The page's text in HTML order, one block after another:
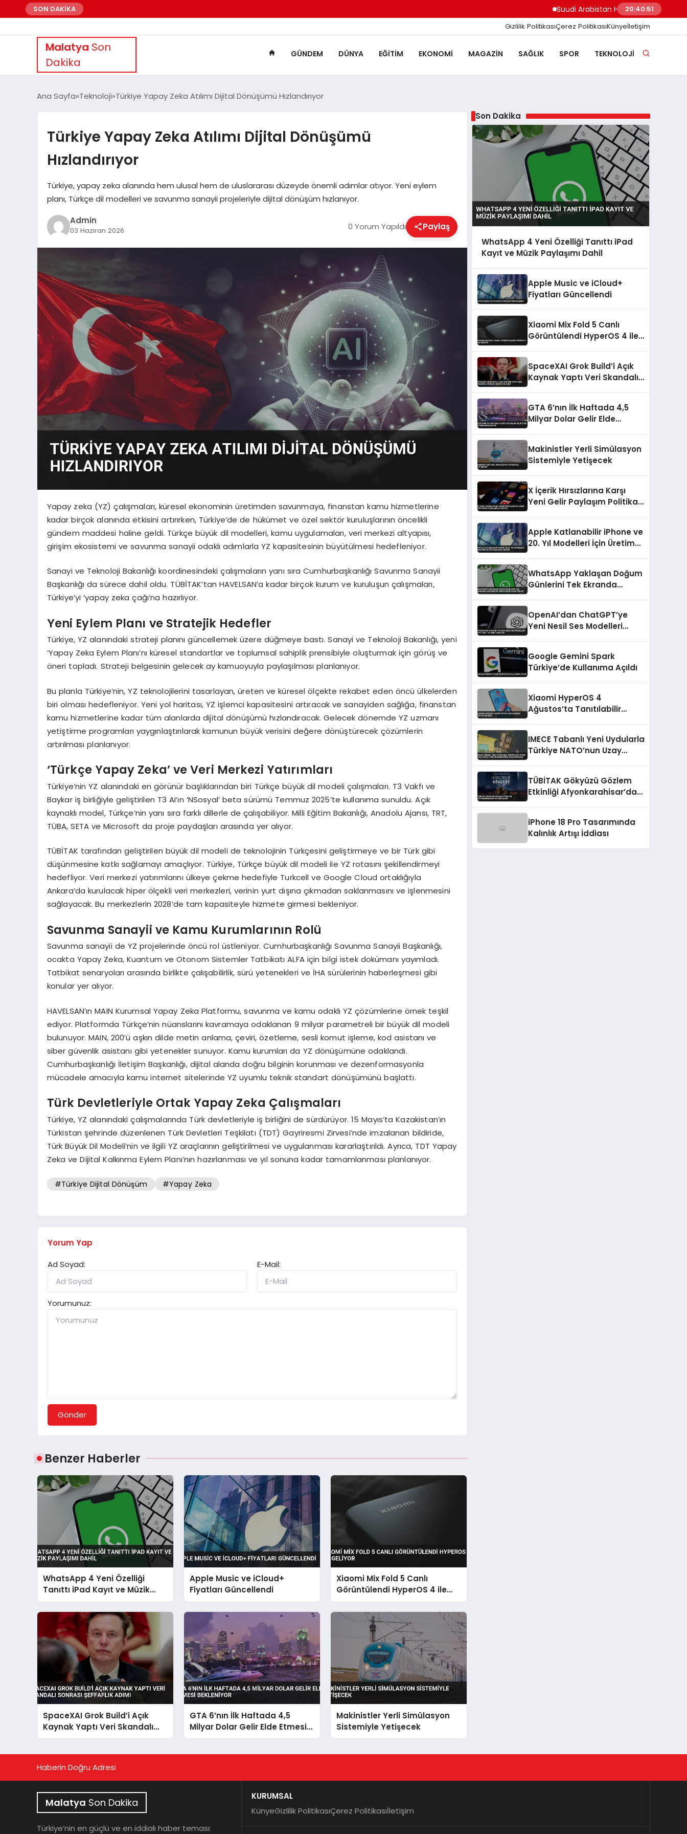
SON DAKİKA Suudi Arabistan Hudeyde Limanı’nı vurdu
20:40:52
Gizlilik PolitikasıÇerez PolitikasıKünyeİletişim
Malatya Son
Dakika
GÜNDEM DÜNYA EĞITIM EKONOMI MAGAZIN SAĞLIK SPOR TEKNOLOJI
Ana Sayfa Teknoloji Türkiye Yapay Zeka Atılımı Dijital Dönüşümü Hızlandırıyor
Türkiye Yapay Zeka Atılımı Dijital Dönüşümü
Hızlandırıyor
Türkiye, yapay zeka alanında hem ulusal hem de uluslararası düzeyde önemli adımlar atıyor. Yeni eylem
planı, Türkçe dil modelleri ve savunma sanayii projeleriyle dijital dönüşüm hızlanıyor.
Admin
03 Haziran 2026 0 Yorum Yapıldı Paylaş
Yapay zeka (YZ) çalışmaları, küresel ekonominin üretimden savunmaya, finanstan kamu hizmetlerine
kadar birçok alanında etkisini artırırken, Türkiye’de de hükümet ve özel sektör kuruluşlarının öncelikli
gündem maddesi haline geldi. Türkçe büyük dil modelleri, kamu uygulamaları, veri merkezi altyapısı,
girişim ekosistemi ve savunma sanayii odaklı adımlarla YZ kapasitesinin büyütülmesi hedefleniyor.
Sanayi ve Teknoloji Bakanlığı koordinesindeki çalışmaların yanı sıra Cumhurbaşkanlığı Savunma Sanayii
Başkanlığı da sürece dahil oldu. TÜBİTAK’tan HAVELSAN’a kadar birçok kurum ve kuruluşun çalışmaları,
Türkiye’yi ‘yapay zeka çağı’na hazırlıyor.
Yeni Eylem Planı ve Stratejik Hedefler
Türkiye, YZ alanındaki strateji planını güncellemek üzere düğmeye bastı. Sanayi ve Teknoloji Bakanlığı, yeni
‘Yapay Zeka Eylem Planı’nı küresel standartlar ve toplumsal sahiplik prensibiyle oluşturmak için görüş ve
öneri topladı. Strateji belgesinin gelecek ay kamuoyuyla paylaşılması planlanıyor.
Bu planla Türkiye’nin, YZ teknolojilerini tasarlayan, üreten ve küresel ölçekte rekabet eden öncü ülkelerden
biri olması hedefleniyor. Yeni yol haritası, YZ işlemci kapasitesini artıracak ve sanayiden sağlığa, finanstan
kamu hizmetlerine kadar tüm alanlarda dijital dönüşümü hızlandıracak. Gelecek dönemde YZ uzmanı
yetiştirme programları yaygınlaştırılarak kamunun büyük verisini değere dönüştürecek çözümlerin
artırılması planlanıyor.
‘Türkçe Yapay Zeka’ ve Veri Merkezi Yatırımları
Türkiye’nin YZ alanındaki en görünür başlıklarından biri Türkçe büyük dil modeli çalışmaları. T3 Vakfı ve
Baykar iş birliğiyle geliştirilen T3 AI’ın ‘NSosyal’ beta sürümü Temmuz 2025’te kullanıma sunuldu. Açık
kaynaklı model, Türkçe’nin yanı sıra farklı dillerle de çalışabiliyor. Milli Eğitim Bakanlığı, Anadolu Ajansı, TRT,
TÜBA, SETA ve Microsoft da proje paydaşları arasında yer alıyor.
TÜBİTAK tarafından geliştirilen büyük dil modeli de teknolojinin Türkçesini geliştirmeye ve bir Türk gibi
düşünmesine katkı sağlamayı amaçlıyor. Türkiye, Türkçe büyük dil modeli ile YZ rotasını şekillendirmeyi
hedefliyor. Veri merkezi yatırımlarını ülkeye çekme hedefiyle Turkcell ve Google Cloud ortaklığıyla
Ankara’da kurulacak hiper ölçekli veri merkezleri, verinin yurt dışına çıkmadan saklanmasını ve işlenmesini
sağlayacak. Bu merkezlerin 2028’de tam kapasiteyle hizmete girmesi bekleniyor.
Savunma Sanayii ve Kamu Kurumlarının Rolü
Savunma sanayii de YZ projelerinde öncü rol üstleniyor. Cumhurbaşkanlığı Savunma Sanayii Başkanlığı,
ocakta Yapay Zeka, Kuantum ve Otonom Sistemler Tatbikatı ALFA için bilgi istek dokümanı yayımladı.
Tatbikat senaryoları arasında birlikte çalışabilirlik, sürü yetenekleri ve İHA sürülerinin haberleşmesi gibi
konular yer alıyor.
HAVELSAN’ın MAIN Kurumsal Yapay Zeka Platformu, savunma ve kamu odaklı YZ çözümlerine örnek teşkil
ediyor. Platformda Türkçe’nin nüanslarını kavramaya odaklanan 9 milyar parametreli bir büyük dil modeli
bulunuyor. MAIN, 200’ü aşkın dilde metin anlama, çeviri, özetleme, sesli komut işleme, kod asistanı ve
siber güvenlik asistanı gibi yetenekler sunuyor. Kamu kurumları da YZ dönüşümüne odaklandı.
Cumhurbaşkanlığı İletişim Başkanlığı, dijital alanda doğru bilginin korunması ve dezenformasyonla
mücadele amacıyla kamu internet sitelerinde YZ uyumlu teknik standart dönüşümünü başlattı.
Türk Devletleriyle Ortak Yapay Zeka Çalışmaları
Türkiye, YZ alanındaki çalışmalarında Türk devletleriyle iş birliğini de sürdürüyor. 15 Mayıs’ta Kazakistan’ın
Türkistan şehrinde düzenlenen Türk Devletleri Teşkilatı (TDT) Gayriresmi Zirvesi’nde imzalanan bildiride,
Türk Büyük Dil Modeli’nin ve ilgili YZ araçlarının geliştirilmesi ve uygulanması kararlaştırıldı. Ayrıca, TDT Yapay
Zeka ve Dijital Kalkınma Eylem Planı’nın hazırlanması ve yıl sonuna kadar tamamlanması planlanıyor.
#Türkiye Dijital Dönüşüm #Yapay Zeka
Yorum Yap
Ad Soyad:
E-Mail:
Yorumunuz:
Gönder
Benzer Haberler
WhatsApp 4 Yeni Özelliği
Tanıttı iPad Kayıt ve Müzik
Paylaşımı Dahil
Apple Music ve iCloud+
Fiyatları Güncellendi
Xiaomi Mix Fold 5 Canlı
Görüntülendi HyperOS 4 ile
Geliyor
SpaceXAI Grok Build’i Açık
Kaynak Yaptı Veri Skandalı
Sonrası Şeffaflık Adımı
GTA 6’nın İlk Haftada 4,5
Milyar Dolar Gelir Elde Etmesi
Bekleniyor
Makinistler Yerli Simülasyon
Sistemiyle Yetişecek
Son Dakika
WhatsApp 4 Yeni Özelliği Tanıttı iPad
Kayıt ve Müzik Paylaşımı Dahil
Apple Music ve iCloud+
Fiyatları Güncellendi
Xiaomi Mix Fold 5 Canlı
Görüntülendi HyperOS 4 ile
SpaceXAI Grok Build’i Açık
Kaynak Yaptı Veri Skandalı
GTA 6’nın İlk Haftada 4,5
Milyar Dolar Gelir Elde
Makinistler Yerli Simülasyon
Sistemiyle Yetişecek
X İçerik Hırsızlarına Karşı
Yeni Gelir Paylaşım Politikası
Apple Katlanabilir iPhone ve
20. Yıl Modelleri İçin Üretim
WhatsApp Yaklaşan Doğum
Günlerini Tek Ekranda
OpenAI’dan ChatGPT’ye
Yeni Nesil Ses Modelleri
Google Gemini Spark
Türkiye’de Kullanıma Açıldı
Xiaomi HyperOS 4
Ağustos’ta Tanıtılabilir
IMECE Tabanlı Yeni Uydularla
Türkiye NATO’nun Uzay
TÜBİTAK Gökyüzü Gözlem
Etkinliği Afyonkarahisar’da
iPhone 18 Pro Tasarımında
Kalınlık Artışı İddiası
Haberin Doğru Adresi
Malatya Son Dakika
Türkiye’nin en güçlü ve en iddialı haber teması:
KURUMSAL
KünyeGizlilik PolitikasıÇerez Politikasıİletişim